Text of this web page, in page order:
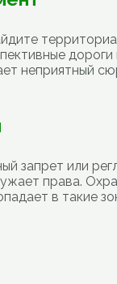
неприятный
запрет или
права.
в такие